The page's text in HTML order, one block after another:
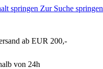
springen Zur Suche springen
ab EUR 200,-
von 24h